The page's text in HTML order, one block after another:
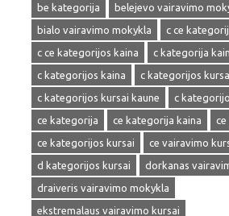
be kategorija
belejevo vairavimo
bialo vairavimo mokykla
c ce
c ce kategorijos kaina
c kategorija
c kategorijos kaina
c kategorijos
c kategorijos kursai kaune
c
ce kategorija
ce kategorija kaina
ce kategorijos kursai
ce vairavimo
d kategorijos kursai
dorkanas
draiveris vairavimo mokykla
ekstremalaus vairavimo kursai